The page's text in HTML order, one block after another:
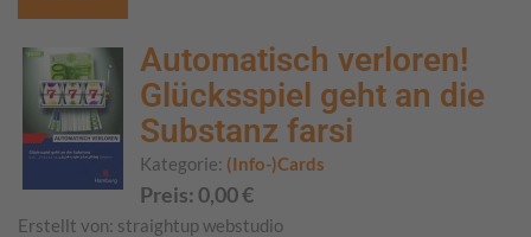
Automatisch verloren!
Glücksspiel geht an die
Substanz farsi
Kategorie: (Info-)Cards
Preis: 0,00€
Erstellt von: straightup webstudio